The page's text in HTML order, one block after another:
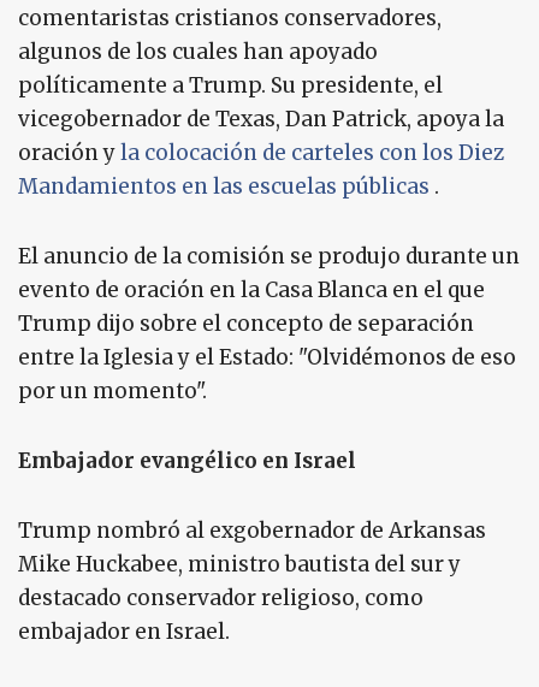
comentaristas cristianos conservadores,
algunos de los cuales han apoyado
políticamente a Trump. Su presidente, el
vicegobernador de Texas, Dan Patrick, apoya la
oración yla colocación de carteles con los Diez
Mandamientos en las escuelas públicas .
El anuncio de la comisión se produjo durante un
evento de oración en la Casa Blanca en el que
Trump dijo sobre el concepto de separación
entre la Iglesia y el Estado: "Olvidémonos de eso
por un momento".
Embajador evangélico en Israel
Trump nombró al exgobernador de Arkansas
Mike Huckabee, ministro bautista del sur y
destacado conservador religioso, como
embajador en Israel.